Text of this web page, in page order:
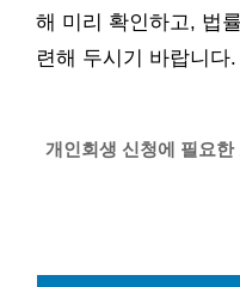
해 미리 확인하고, 법
련해 두시기 바랍니다.
개인회생 신청에 필요한